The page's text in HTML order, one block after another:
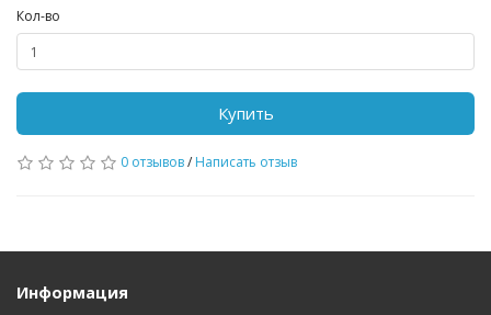
Кол-во
Купить
0 отзывов/ Написать отзыв
Информация